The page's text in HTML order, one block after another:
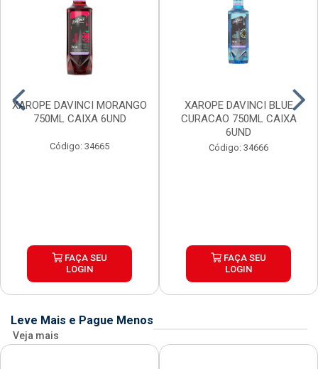
XAROPE DAVINCI MORANGO
750ML CAIXA 6UND
Código: 34665
FAÇA SEU
LOGIN
XAROPE DAVINCI BLUE
CURACAO 750ML CAIXA
6UND
Código: 34666
FAÇA SEU
LOGIN
Leve Mais e Pague Menos
Veja mais